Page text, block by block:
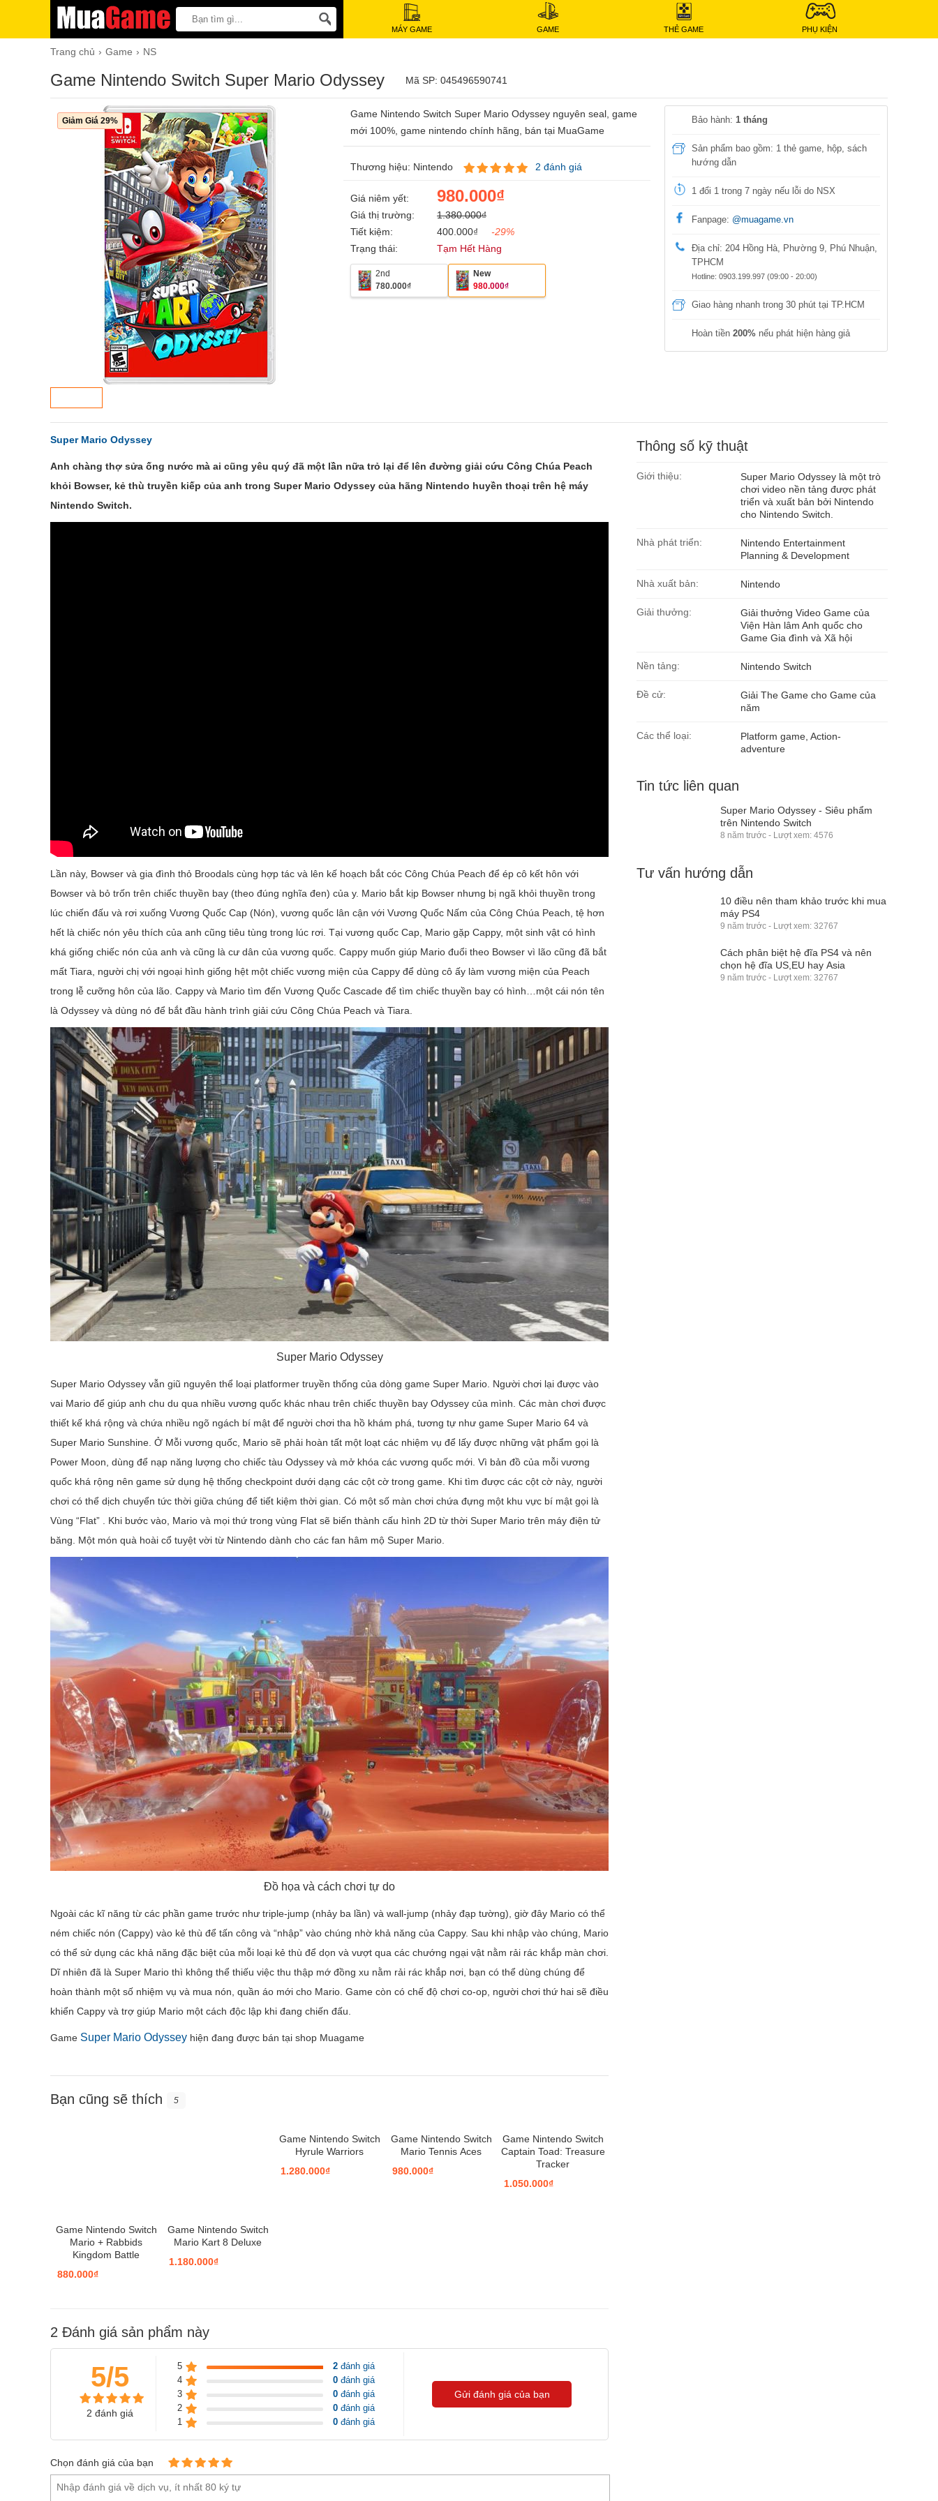
MÁY GAME GAME THẺ GAME PHỤ KIỆN
Trang chủ Game NS
Game Nintendo Switch Super Mario Odyssey Mã SP: 045496590741
Giảm Giá 29%
Game Nintendo Switch Super Mario Odyssey nguyên seal, game
mới 100%, game nintendo chính hãng, bán tại MuaGame
Thương hiệu: Nintendo 2 đánh giá
Giá niêm yết: 980.000₫
Giá thị trường:
1.380.000₫
Tiết kiệm:
400.000₫
-29%
Trạng thái:
Tạm Hết Hàng
2nd
780.000₫
New
980.000₫
Bảo hành: 1 tháng
Sản phẩm bao gồm: 1 thẻ game, hộp, sách
hướng dẫn
1 đổi 1 trong 7 ngày nếu lỗi do NSX
Fanpage: @muagame.vn
Địa chỉ: 204 Hồng Hà, Phường 9, Phú Nhuận,
TPHCM
Hotline: 0903.199.997 (09:00 - 20:00)
Giao hàng nhanh trong 30 phút tại TP.HCM
Hoàn tiền 200% nếu phát hiện hàng giả
Super Mario Odyssey
Anh chàng thợ sửa ống nước mà ai cũng yêu quý đã một lần nữa trỏ lại để lên đường giải cứu Công Chúa Peach
khỏi Bowser, kẻ thù truyền kiếp của anh trong Super Mario Odyssey của hãng Nintendo huyền thoại trên hệ máy
Nintendo Switch.
Lần này, Bowser và gia đình thỏ Broodals cùng hợp tác và lên kế hoạch bắt cóc Công Chúa Peach để ép cô kết hôn với
Bowser và bỏ trốn trên chiếc thuyền bay (theo đúng nghĩa đen) của y. Mario bắt kịp Bowser nhưng bị ngã khỏi thuyền trong
lúc chiến đấu và rơi xuống Vương Quốc Cap (Nón), vương quốc lân cận với Vương Quốc Nấm của Công Chúa Peach, tệ hơn
hết là chiếc nón yêu thích của anh cũng tiêu tùng trong lúc rơi. Tại vương quốc Cap, Mario gặp Cappy, một sinh vật có hình
khá giống chiếc nón của anh và cũng là cư dân của vương quốc. Cappy muốn giúp Mario đuổi theo Bowser vì lão cũng đã bắt
mất Tiara, người chị với ngoại hình giống hệt một chiếc vương miện của Cappy để dùng cô ấy làm vương miện của Peach
trong lễ cưỡng hôn của lão. Cappy và Mario tìm đến Vương Quốc Cascade để tìm chiếc thuyền bay có hình…một cái nón tên
là Odyssey và dùng nó để bắt đầu hành trình giải cứu Công Chúa Peach và Tiara.
Super Mario Odyssey
Super Mario Odyssey vẫn giũ nguyên thể loại platformer truyền thống của dòng game Super Mario. Người chơi lại được vào
vai Mario để giúp anh chu du qua nhiều vương quốc khác nhau trên chiếc thuyền bay Odyssey của mình. Các màn chơi được
thiết kế khá rộng và chứa nhiều ngõ ngách bí mật để người chơi tha hồ khám phá, tương tự như game Super Mario 64 và
Super Mario Sunshine. Ở Mỗi vương quốc, Mario sẽ phải hoàn tất một loạt các nhiệm vụ để lấy được những vật phẩm gọi là
Power Moon, dùng để nạp năng lượng cho chiếc tàu Odyssey và mở khóa các vương quốc mới. Vì bản đồ của mỗi vương
quốc khá rộng nên game sử dụng hệ thống checkpoint dưới dạng các cột cờ trong game. Khi tìm được các cột cờ này, người
chơi có thể dịch chuyển tức thời giữa chúng để tiết kiệm thời gian. Có một số màn chơi chứa đựng một khu vực bí mật gọi là
Vùng “Flat” . Khi bước vào, Mario và mọi thứ trong vùng Flat sẽ biến thành cấu hình 2D từ thời Super Mario trên máy điện tử
băng. Một món quà hoài cổ tuyệt vời từ Nintendo dành cho các fan hâm mộ Super Mario.
Đồ họa và cách chơi tự do
Ngoài các kĩ năng từ các phần game trước như triple-jump (nhảy ba lần) và wall-jump (nhảy đạp tường), giờ đây Mario có thể
ném chiếc nón (Cappy) vào kẻ thù để tấn công và “nhập” vào chúng nhờ khả năng của Cappy. Sau khi nhập vào chúng, Mario
có thể sử dụng các khả năng đặc biệt của mỗi loại kẻ thù để dọn và vượt qua các chướng ngại vật nằm rải rác khắp màn chơi.
Dĩ nhiên đã là Super Mario thì không thể thiếu việc thu thập mớ đồng xu nằm rải rác khắp nơi, bạn có thể dùng chúng để
hoàn thành một số nhiệm vụ và mua nón, quần áo mới cho Mario. Game còn có chế độ chơi co-op, người chơi thứ hai sẽ điều
khiển Cappy và trợ giúp Mario một cách độc lập khi đang chiến đấu.
Game Super Mario Odyssey hiện đang được bán tại shop Muagame
Bạn cũng sẽ thích 5
Game Nintendo Switch
Mario + Rabbids
Kingdom Battle
880.000₫
Game Nintendo Switch
Mario Kart 8 Deluxe
1.180.000₫
Game Nintendo Switch
Hyrule Warriors
1.280.000₫
Game Nintendo Switch
Mario Tennis Aces
980.000₫
Game Nintendo Switch
Captain Toad: Treasure
Tracker
1.050.000₫
2 Đánh giá sản phẩm này
5/5
2 đánh giá
5 2 đánh giá
4
0 đánh giá
3
0 đánh giá
2
0 đánh giá
1
0 đánh giá
Gửi đánh giá của bạn
Chọn đánh giá của bạn
Thông số kỹ thuật
Giới thiệu:
Super Mario Odyssey là một trò
chơi video nền tảng được phát
triển và xuất bản bởi Nintendo
cho Nintendo Switch.
Nhà phát triển:
Nintendo Entertainment
Planning & Development
Nhà xuất bản: Nintendo
Giải thưởng:
Giải thưởng Video Game của
Viện Hàn lâm Anh quốc cho
Game Gia đình và Xã hội
Nền tảng: Nintendo Switch
Đề cử:
Giải The Game cho Game của
năm
Các thể loại:
Platform game, Action-
adventure
Tin tức liên quan
Super Mario Odyssey - Siêu phẩm
trên Nintendo Switch
8 năm trước - Lượt xem: 4576
Tư vấn hướng dẫn
10 điều nên tham khảo trước khi mua
máy PS4
9 năm trước - Lượt xem: 32767
Cách phân biệt hệ đĩa PS4 và nên
chọn hệ đĩa US,EU hay Asia
9 năm trước - Lượt xem: 32767